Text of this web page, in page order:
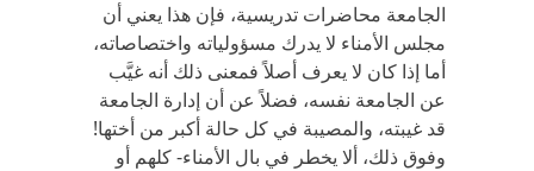
الجامعة محاضرات تدريسية، فإن هذا يعني أن
مجلس الأمناء لا يدرك مسؤولياته واختصاصاته،
أما إذا كان لا يعرف أصلاً فمعنى ذلك أنه غيَّب
عن الجامعة نفسه، فضلاً عن أن إدارة الجامعة
قد غيبته، والمصيبة في كل حالة أكبر من أختها!
وفوق ذلك، ألا يخطر في بال الأمناء- كلهم أو